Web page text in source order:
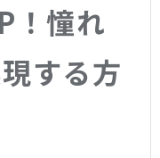
！憧れ
する方